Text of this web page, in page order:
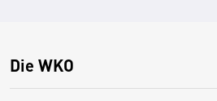
Die WKO